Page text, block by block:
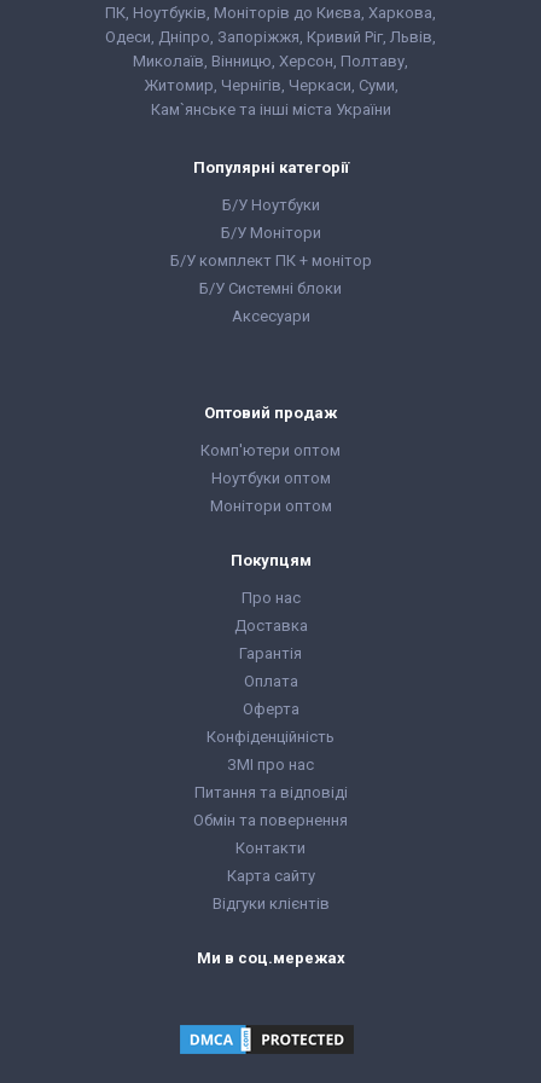
240 GB SSD
Форм-фактор: SFF
Клас:
Офісний
Комплектація:
Системний блок,
кабель живлення
240 GB SSD
Форм-фактор: SFF
Клас:
Мультимедійний
Комплектація:
Системний блок,
талон, видаткова
накладна
ПК, Ноутбуків, Моніторів до Києва, Харкова,
Одеси, Дніпро, Запоріжжя, Кривий Ріг, Львів,
Миколаїв, Вінницю, Херсон, Полтаву,
Житомир, Чернігів, Черкаси, Суми,
Кам`янське та інші міста України
Популярні категорії
Б/У Ноутбуки
Б/У Монітори
Б/У комплект ПК + монітор
Б/У Системні блоки
Аксесуари
Оптовий продаж
Комп'ютери оптом
Ноутбуки оптом
Монітори оптом
Покупцям
Про нас
Доставка
Гарантія
Оплата
Оферта
Конфіденційність
ЗМІ про нас
Питання та відповіді
Обмін та повернення
Контакти
Карта сайту
Відгуки клієнтів
Ми в соц.мережах